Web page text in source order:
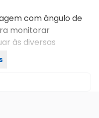
com ângulo de
monitorar
às diversas